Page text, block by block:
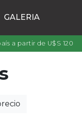
GALERIA
a partir de U$S 120